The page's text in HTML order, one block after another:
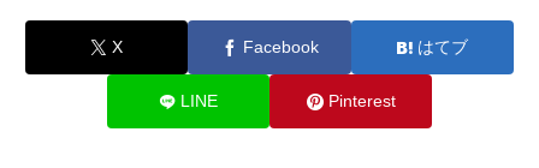
X Facebook はてブ
LINE Pinterest